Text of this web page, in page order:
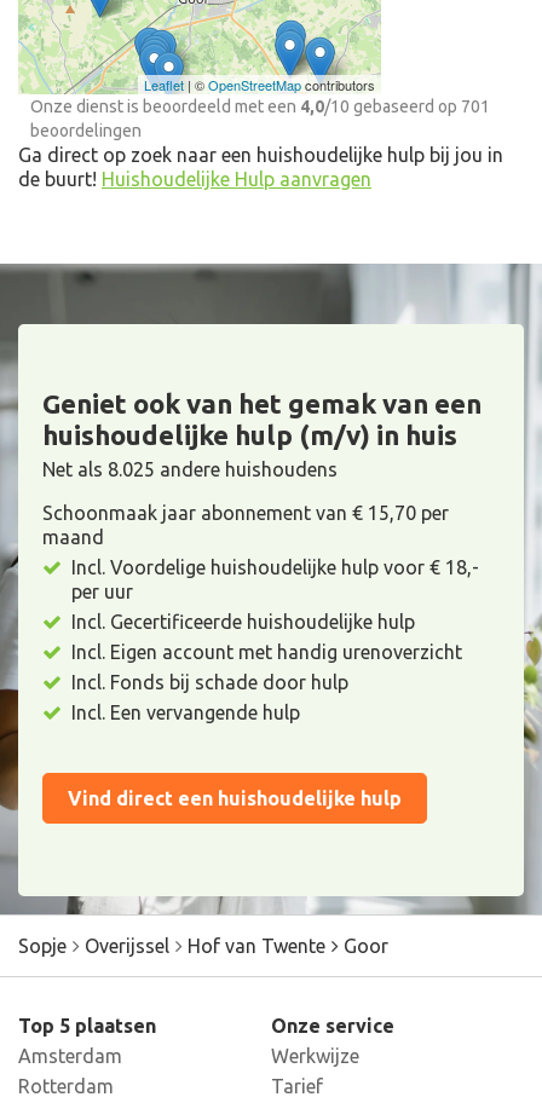
jou in de buurt
Leaflet | ©OpenStreetMapcontributors
Onze dienst is beoordeeld met een 4,0/10 gebaseerd op 701
beoordelingen
Ga direct op zoek naar een huishoudelijke hulp bij jou in
de buurt! Huishoudelijke Hulp aanvragen
Geniet ook van het gemak van een
huishoudelijke hulp (m/v) in huis
Net als 8.025 andere huishoudens
Schoonmaak jaar abonnement van € 15,70 per
maand
Incl. Voordelige huishoudelijke hulp voor € 18,-
per uur
Incl. Gecertificeerde huishoudelijke hulp
Incl. Eigen account met handig urenoverzicht
Incl. Fonds bij schade door hulp
Incl. Een vervangende hulp
Vind direct een huishoudelijke hulp
Sopje Overijssel Hof van Twente Goor
Top 5 plaatsen
Amsterdam
Rotterdam
Onze service
Werkwijze
Tarief